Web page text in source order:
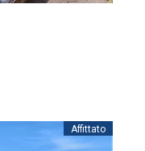
Affittato